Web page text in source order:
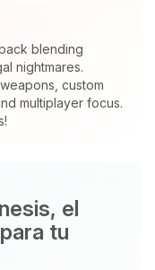
blending
nightmares.
custom
multiplayer focus.
el
tu
quien